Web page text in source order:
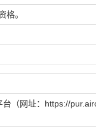
格。
（网址：https://